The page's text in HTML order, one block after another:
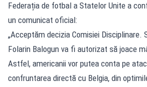
Federația de fotbal a Statelor Unite a
un comunicat oficial:
„Acceptăm decizia Comisiei
Folarin Balogun va fi autorizat să joace
Astfel, americanii vor putea conta pe
confruntarea directă cu Belgia, din